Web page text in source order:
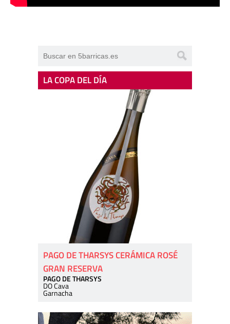
LA COPA DEL DÍA
PAGO DE THARSYS CERÁMICA ROSÉ
GRAN RESERVA
PAGO DE THARSYS
DO Cava
Garnacha